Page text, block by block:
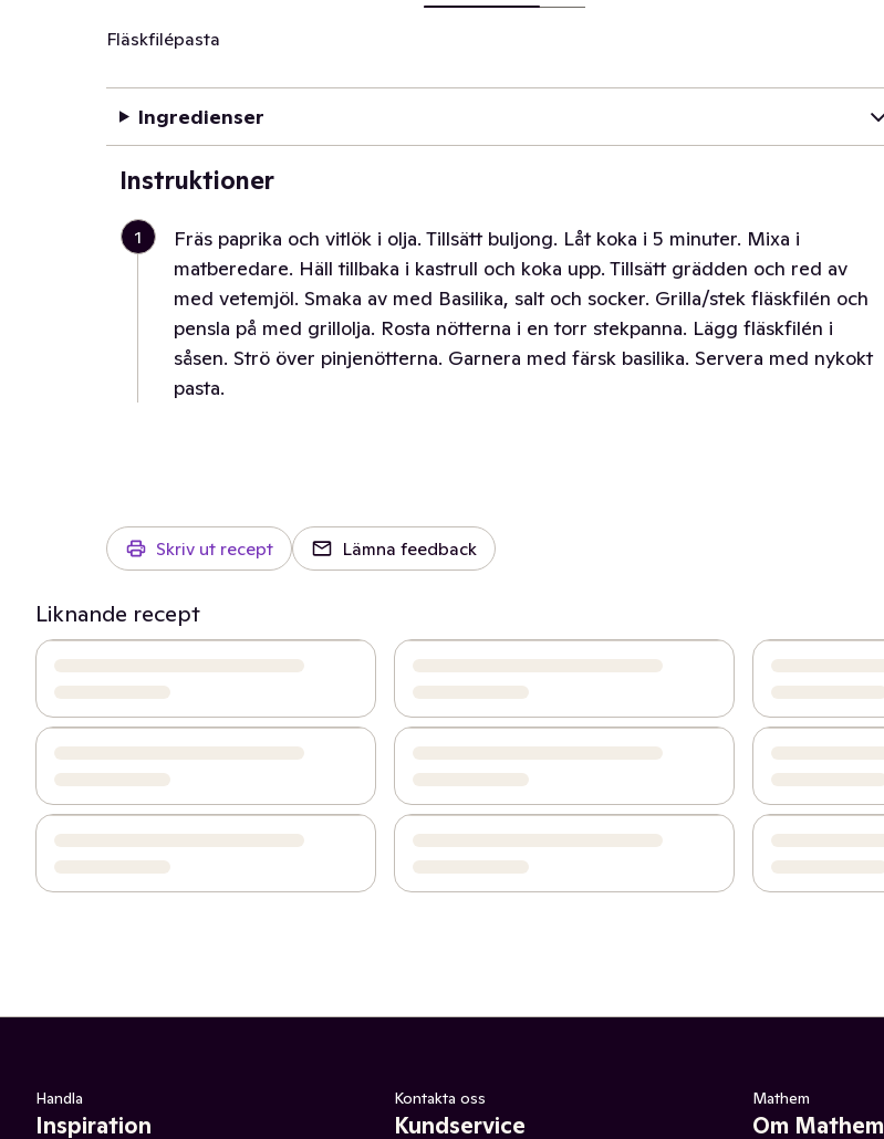
Fläskfilépasta
Ingredienser
Instruktioner
1
Fräs paprika och vitlök i olja. Tillsätt buljong. Låt koka i 5 minuter. Mixa i
matberedare. Häll tillbaka i kastrull och koka upp. Tillsätt grädden och red av
med vetemjöl. Smaka av med Basilika, salt och socker. Grilla/stek fläskfilén och
pensla på med grillolja. Rosta nötterna i en torr stekpanna. Lägg fläskfilén i
såsen. Strö över pinjenötterna. Garnera med färsk basilika. Servera med nykokt
pasta.
Skriv ut recept Lämna feedback
Liknande recept
Handla
Inspiration
Kontakta oss
Kundservice
Mathem
Om Mathem